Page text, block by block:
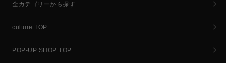
全カテゴリーから探す
culture TOP
POP-UP SHOP TOP